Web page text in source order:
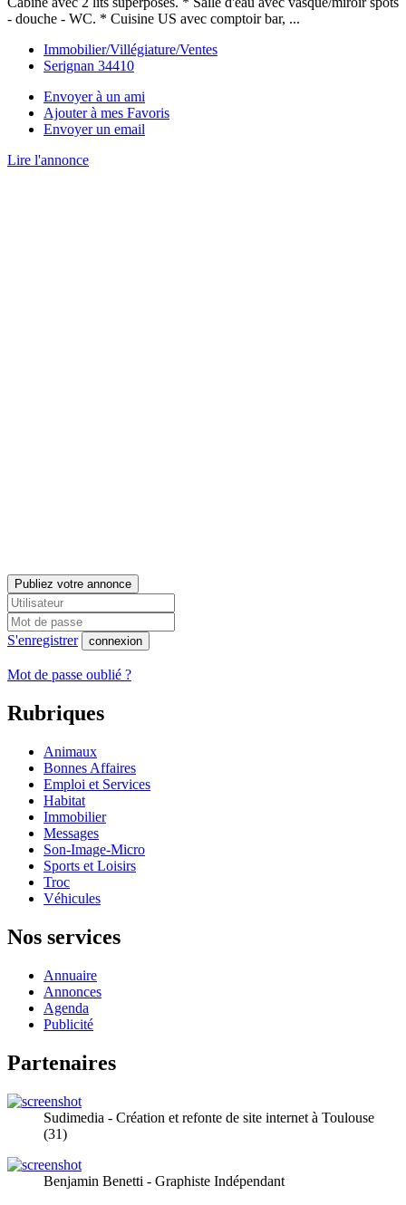
- douche - WC. * Cuisine US avec comptoir bar, ...
Immobilier/Villégiature/Ventes
Serignan 34410
Envoyer à un ami
Ajouter à mes Favoris
Envoyer un email
Lire l'annonce
Publiez votre annonce
S'enregistrer connexion
Mot de passe oublié ?
Rubriques
Animaux
Bonnes Affaires
Emploi et Services
Habitat
Immobilier
Messages
Son-Image-Micro
Sports et Loisirs
Troc
Véhicules
Nos services
Annuaire
Annonces
Agenda
Publicité
Partenaires
Sudimedia - Création et refonte de site internet à Toulouse
(31)
Benjamin Benetti - Graphiste Indépendant